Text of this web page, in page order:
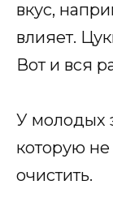
вкус,
влияет.
Вот и вся
У молодых
которую
очистить.